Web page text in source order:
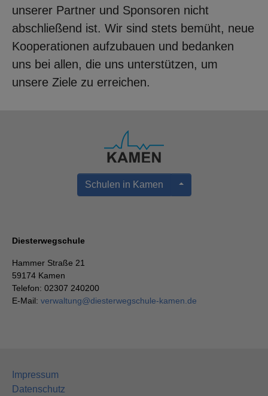
unserer Partner und Sponsoren nicht
abschließend ist. Wir sind stets bemüht, neue
Kooperationen aufzubauen und bedanken
uns bei allen, die uns unterstützen, um
unsere Ziele zu erreichen.
Schulen in Kamen
Diesterwegschule
Hammer Straße 21
59174 Kamen
Telefon: 02307 240200
E-Mail: verwaltung@diesterwegschule-kamen.de
Impressum
Datenschutz